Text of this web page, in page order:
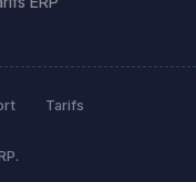
Tarifs